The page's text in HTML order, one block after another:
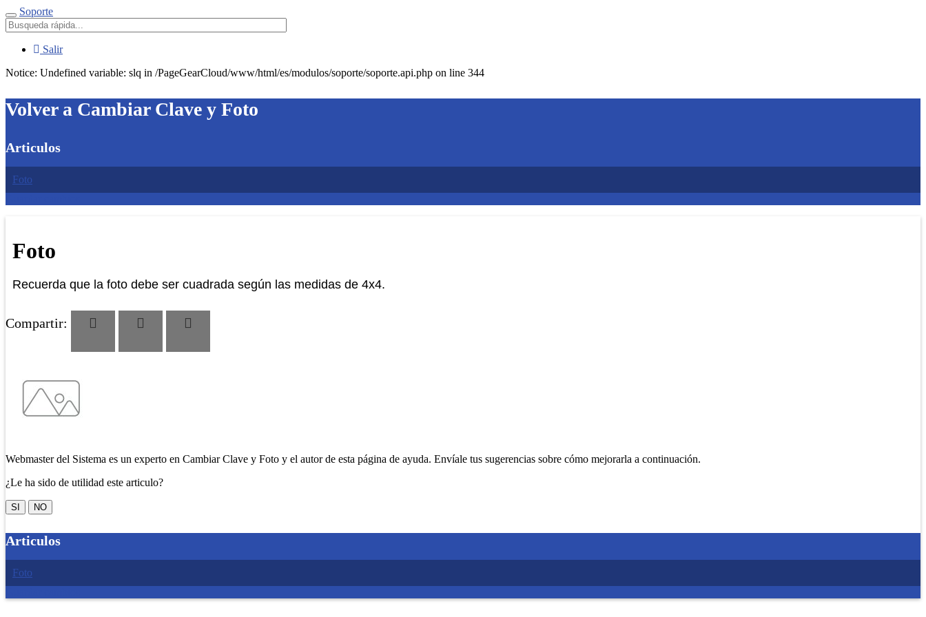
Menú
Soporte
Salir
Notice: Undefined variable: slq in /PageGearCloud/www/html/es/modulos/soporte/soporte.api.php on line 344
Volver a Cambiar Clave y Foto
Articulos
Foto
Foto
Recuerda que la foto debe ser cuadrada según las medidas de 4x4.
Compartir:
Webmaster del Sistema es un experto en Cambiar Clave y Foto y el autor de esta página de ayuda. Envíale tus sugerencias sobre cómo mejorarla a continuación.
¿Le ha sido de utilidad este articulo?
SI NO
Articulos
Foto